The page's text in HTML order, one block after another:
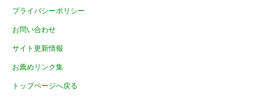
プライバシーポリシー
お問い合わせ
サイト更新情報
お薦めリンク集
トップページへ戻る